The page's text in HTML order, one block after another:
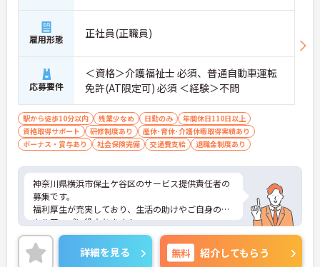
雇用形態 正社員(正職員)
応募要件
＜資格＞介護福祉士 必須、普通自動車運転
免許(AT限定可) 必須 ＜経験＞不問
駅から徒歩10分以内 残業少なめ 日勤のみ
年間休日110日以上
資格取得サポート
研修制度あり
産休･育休･介護休暇取得実績あり
ボーナス・賞与あり
社会保険完備 交通費支給 退職金制度あり
神奈川県横浜市保土ケ谷区のサービス提供責任者の
募集です。
福利厚生が充実しており、生活の助けやご自身のス
キルアップに役立ちます！
最寄駅から8分の好立地のため、通勤も楽々！
ご興味のある方はご面接のポイントをお伝えいたし
ますので、お気軽にご相談ください。
詳細を見る 無料 紹介してもらう